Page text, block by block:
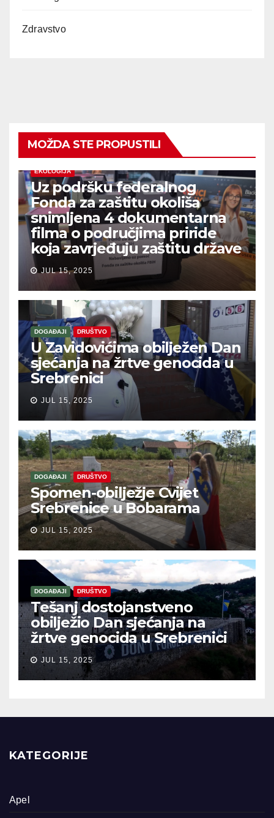
Zdravstvo
MOŽDA STE PROPUSTILI
EKOLOGIJA
Uz podršku federalnog
Fonda za zaštitu okoliša
snimljena 4 dokumentarna
filma o područjima priride
koja zavrjeđuju zaštitu države
JUL 15, 2025
DOGAĐAJI DRUŠTVO
U Zavidovićima obilježen Dan
sjećanja na žrtve genocida u
Srebrenici
JUL 15, 2025
DOGAĐAJI DRUŠTVO
Spomen-obilježje Cvijet
Srebrenice u Bobarama
JUL 15, 2025
DOGAĐAJI DRUŠTVO
Tešanj dostojanstveno
obilježio Dan sjećanja na
žrtve genocida u Srebrenici
JUL 15, 2025
KATEGORIJE
Apel